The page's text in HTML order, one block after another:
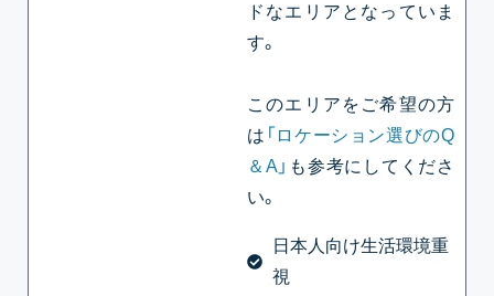
ドなエリアとなっていま
す。
このエリアをご希望の方
は 「ロケーション選びのQ
＆A」 も参考にしてくださ
い。
日本人向け生活環境重
視